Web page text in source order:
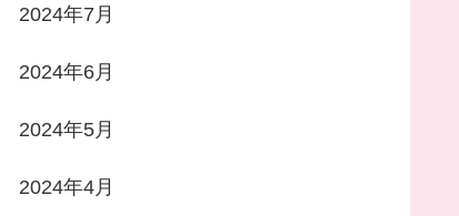
2024年7月
2024年6月
2024年5月
2024年4月